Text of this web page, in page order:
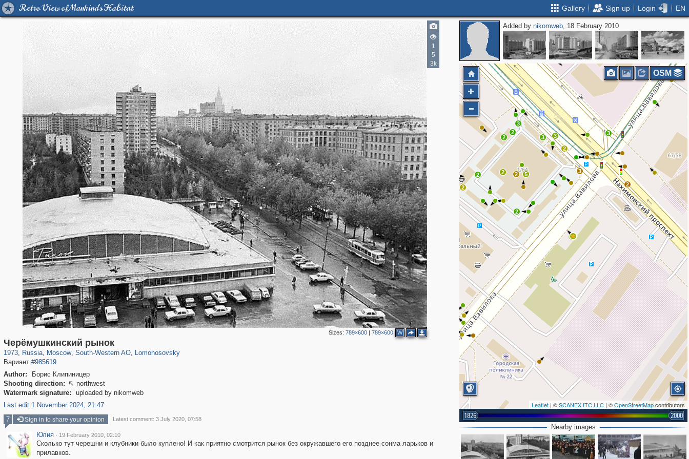
Retro View of Mankind's Habitat Gallery Sign up Login EN
1
5
3k
Sizes:789×600 |789×600 W
Черёмушкинский рынок
1973, Russia
1,407,363 29,248
, Moscow
319,882 8,286
, South-Western AO
12,414 76
, Lomonosovsky
Вариант #985619
Author:
Борис Клипиницер
Shooting direction:  northwest
Watermark signature:
uploaded by nikomweb
Last edit 1 November 2024, 21:47
Added bynikomweb, 18 February 2010
2
2 2
2
2
3
3
3
2
3
3
2
5
2
2
3
Leaflet | ©SCANEX ITC LLC | ©OpenStreetMapcontributors
1826 2000
OSM
Nearby images
7 Sign in to share your opinion Latest comment: 3 July 2020, 07:58
Юлия · 19 February 2010, 02:10
Сколько тут черешни и клубники было куплено! И как приятно смотрится рынок без окружавшего его позднее сонма ларьков и
прилавков.